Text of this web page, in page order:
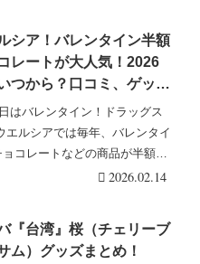
シア！バレンタイン半額
レートが大人気！2026
つから？口コミ、ゲット
販売状況まとめ！
はバレンタイン！ドラッグス
エルシアでは毎年、バレンタイ
コレートなどの商品が半額に
大人気！・・・続きを読む
2026.02.14
『台湾』桜（チェリーブ
ム）グッズまとめ！